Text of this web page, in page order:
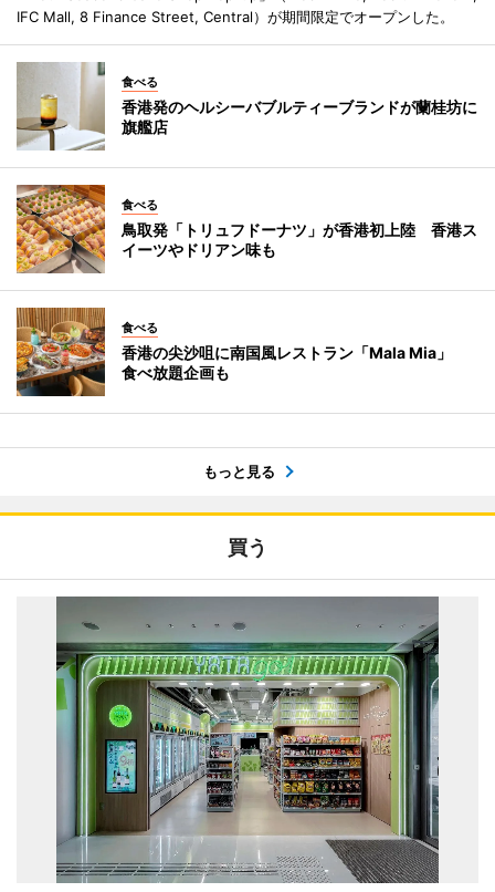
IFC Mall, 8 Finance Street, Central）が期間限定でオープンした。
食べる
香港発のヘルシーバブルティーブランドが蘭桂坊に
旗艦店
食べる
鳥取発「トリュフドーナツ」が香港初上陸 香港ス
イーツやドリアン味も
食べる
香港の尖沙咀に南国風レストラン「Mala Mia」
食べ放題企画も
もっと見る
買う